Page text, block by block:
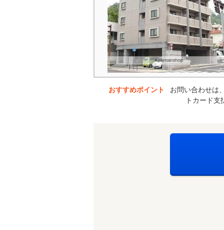
おすすめポイント
お問い合わせは
トカード